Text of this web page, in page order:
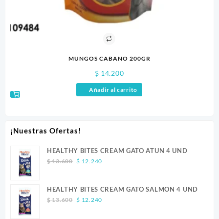
MUNGOS CABANO 200GR
$ 14.200
Añadir al carrito
¡Nuestras Ofertas!
HEALTHY BITES CREAM GATO ATUN 4 UND
$13.600 Original
$ 13.600.
$ 12.240Current
$ 12.240.
HEALTHY BITES CREAM GATO SALMON 4 UND
$13.600 Original
$ 12.240Current